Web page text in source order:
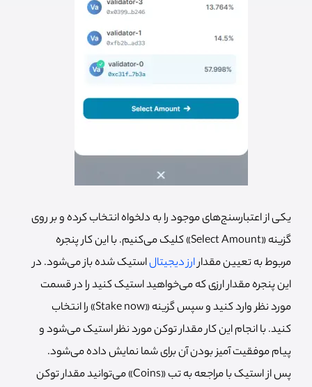
یکی از اعتبارسنج‌های موجود را به دلخواه انتخاب کرده و بر روی
گزینه «Select Amount» کلیک می‌کنیم. با این کار پنجره
مربوط به تعیین مقدارارز دیجیتالاستیک شده باز می‌شود. در
این پنجره مقدار ارزی که می‌خواهید استیک کنید را در قسمت
مورد نظر وارد کنید و سپس گزینه «Stake now» را انتخاب
کنید. با انجام این کار مقدار توکن مورد نظر استیک می‌شود و
پیام موفقیت آمیز بودن آن برای شما نمایش داده می‌شود.
پس از استیک با مراجعه به تب «Coins» می‌توانید مقدار توکن